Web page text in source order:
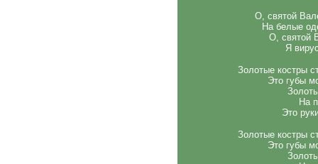
О, святой
На белые
О, святой
Я
Золотые костры
Это губы
На
Это
Золотые костры
Это губы